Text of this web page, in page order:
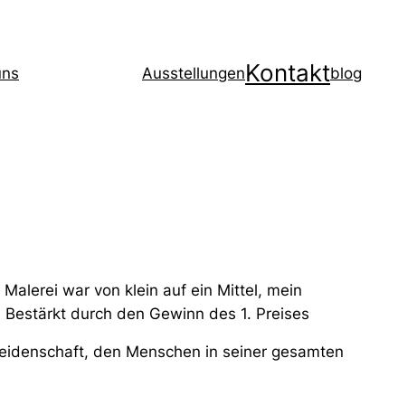
AusstellungenKontaktblog
war von klein auf ein Mittel, mein
durch den Gewinn des 1. Preises
den Menschen in seiner gesamten